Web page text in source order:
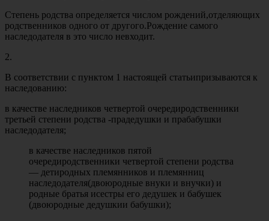
Степень родства определяется числом рождений,отделяющих
родственников одного от другого.Рождение самого
наследодателя в это число невходит.
2.
В соответствии с пунктом 1 настоящей статьипризываются к
наследованию:
в качестве наследников четвертой очередиродственники
третьей степени родства -прадедушки и прабабушки
наследодателя;
в качестве наследников пятой
очередиродственники четвертой степени родства
— детиродных племянников и племянниц
наследодателя(двоюродные внуки и внучки) и
родные братья исестры его дедушек и бабушек
(двоюродные дедушкии бабушки);